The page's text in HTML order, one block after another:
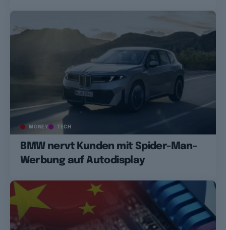
MONEY TECH
BMW nervt Kunden mit Spider-Man-
Werbung auf Autodisplay